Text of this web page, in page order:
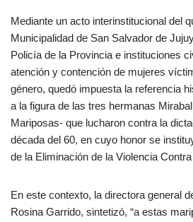
Mediante un acto interinstitucional del
Municipalidad de San Salvador de
Policía de la Provincia e instituciones
atención y contención de mujeres
género, quedó impuesta la referencia
a la figura de las tres hermanas
Mariposas- que lucharon contra la
década del 60, en cuyo honor se
de la Eliminación de la Violencia
En este contexto, la directora general
Rosina Garrido, sintetizó, “a estas